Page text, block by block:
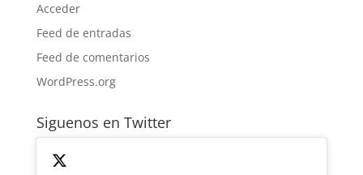
Acceder
Feed de entradas
Feed de comentarios
WordPress.org
Siguenos en Twitter